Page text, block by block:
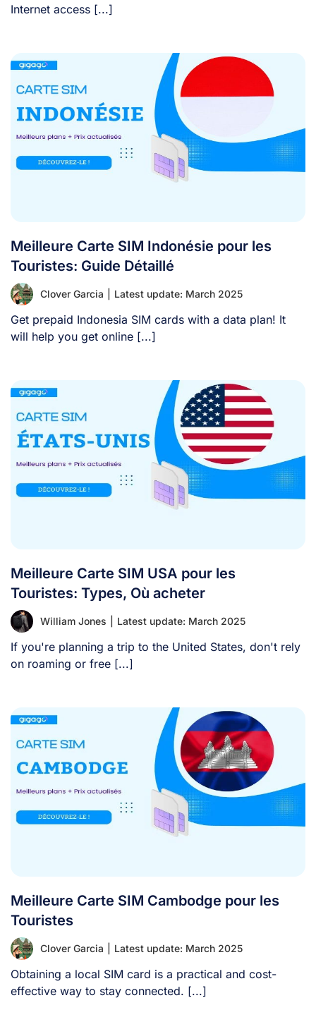
Internet access [...]
Meilleure Carte SIM Indonésie pour les
Touristes: Guide Détaillé
Clover Garcia Latest update: March 2025
Get prepaid Indonesia SIM cards with a data plan! It
will help you get online [...]
Meilleure Carte SIM USA pour les
Touristes: Types, Où acheter
William Jones Latest update: March 2025
If you're planning a trip to the United States, don't rely
on roaming or free [...]
Meilleure Carte SIM Cambodge pour les
Touristes
Clover Garcia Latest update: March 2025
Obtaining a local SIM card is a practical and cost-
effective way to stay connected. [...]